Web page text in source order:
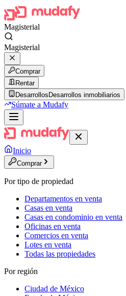
Magisterial
Magisterial
Comprar
Rentar
Desarrollos Desarrollos inmobiliarios
Súmate a Mudafy
Inicio
Comprar
Por tipo de propiedad
Departamentos en venta
Casas en venta
Casas en condominio en venta
Oficinas en venta
Comercios en venta
Lotes en venta
Todas las propiedades
Por región
Ciudad de México